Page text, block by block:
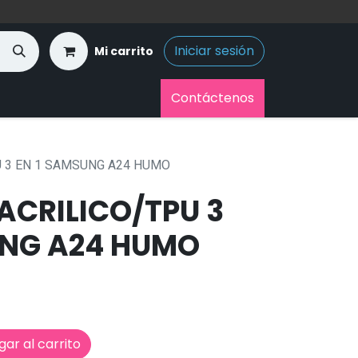
Mi carrito Iniciar sesión
Contáctenos
EN 1 SAMSUNG A24 HUMO
TPU 3
A24 HUMO
al carrito